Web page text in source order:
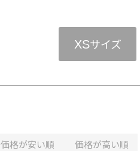
XSサイズ
価格が安い順 価格が高い順